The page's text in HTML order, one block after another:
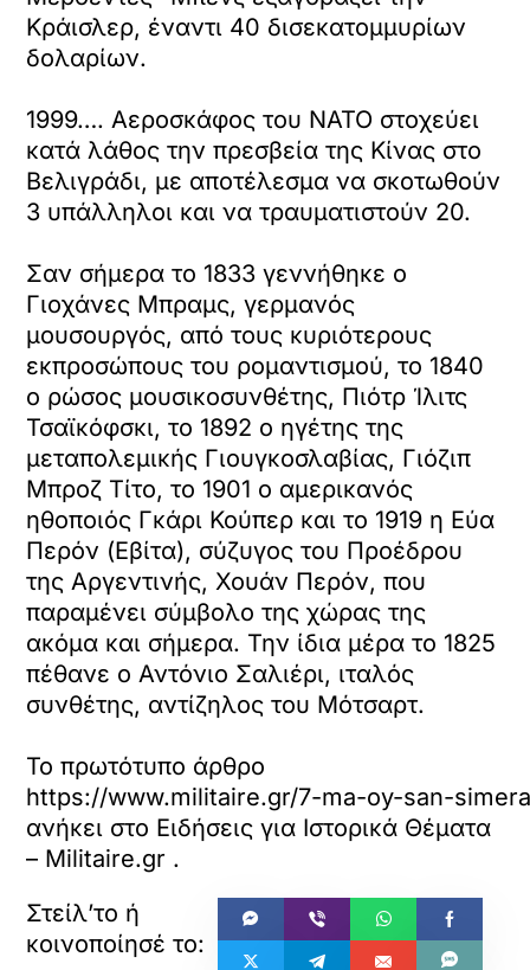
Κράισλερ, έναντι 40 δισεκατομμυρίων
δολαρίων.
1999…. Αεροσκάφος του ΝΑΤΟ στοχεύει
κατά λάθος την πρεσβεία της Κίνας στο
Βελιγράδι, με αποτέλεσμα να σκοτωθούν
3 υπάλληλοι και να τραυματιστούν 20.
Σαν σήμερα το 1833 γεννήθηκε ο
Γιοχάνες Μπραμς, γερμανός
μουσουργός, από τους κυριότερους
εκπροσώπους του ρομαντισμού, το 1840
ο ρώσος μουσικοσυνθέτης, Πιότρ Ίλιτς
Τσαϊκόφσκι, το 1892 ο ηγέτης της
μεταπολεμικής Γιουγκοσλαβίας, Γιόζιπ
Μπροζ Τίτο, το 1901 ο αμερικανός
ηθοποιός Γκάρι Κούπερ και το 1919 η Εύα
Περόν (Εβίτα), σύζυγος του Προέδρου
της Αργεντινής, Χουάν Περόν, που
παραμένει σύμβολο της χώρας της
ακόμα και σήμερα. Την ίδια μέρα το 1825
πέθανε ο Αντόνιο Σαλιέρι, ιταλός
συνθέτης, αντίζηλος του Μότσαρτ.
Το πρωτότυπο άρθρο
https://www.militaire.gr/7-ma-oy-san-
ανήκει στο Ειδήσεις για Ιστορικά Θέματα
– Militaire.gr .